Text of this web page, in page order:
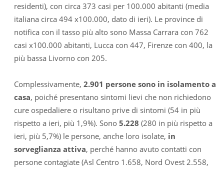
residenti), con circa 373 casi per 100.000 abitanti (media
italiana circa 494 x100.000, dato di ieri). Le province di
notifica con il tasso più alto sono Massa Carrara con 762
casi x100.000 abitanti, Lucca con 447, Firenze con 400, la
più bassa Livorno con 205.
Complessivamente, 2.901 persone sono in isolamento a
casa, poiché presentano sintomi lievi che non richiedono
cure ospedaliere o risultano prive di sintomi (54 in più
rispetto a ieri, più 1,9%). Sono 5.228 (280 in più rispetto a
ieri, più 5,7%) le persone, anche loro isolate, in
sorveglianza attiva, perché hanno avuto contatti con
persone contagiate (Asl Centro 1.658, Nord Ovest 2.558,